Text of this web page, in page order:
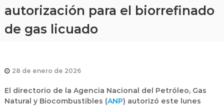
autorización para el biorrefinado
de gas licuado
28 de enero de 2026
El directorio de la Agencia Nacional del Petróleo, Gas
Natural y Biocombustibles (ANP) autorizó este lunes